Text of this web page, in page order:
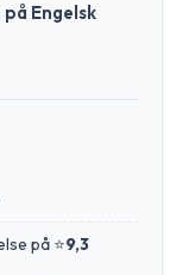
Engelsk
på ⭐9,3